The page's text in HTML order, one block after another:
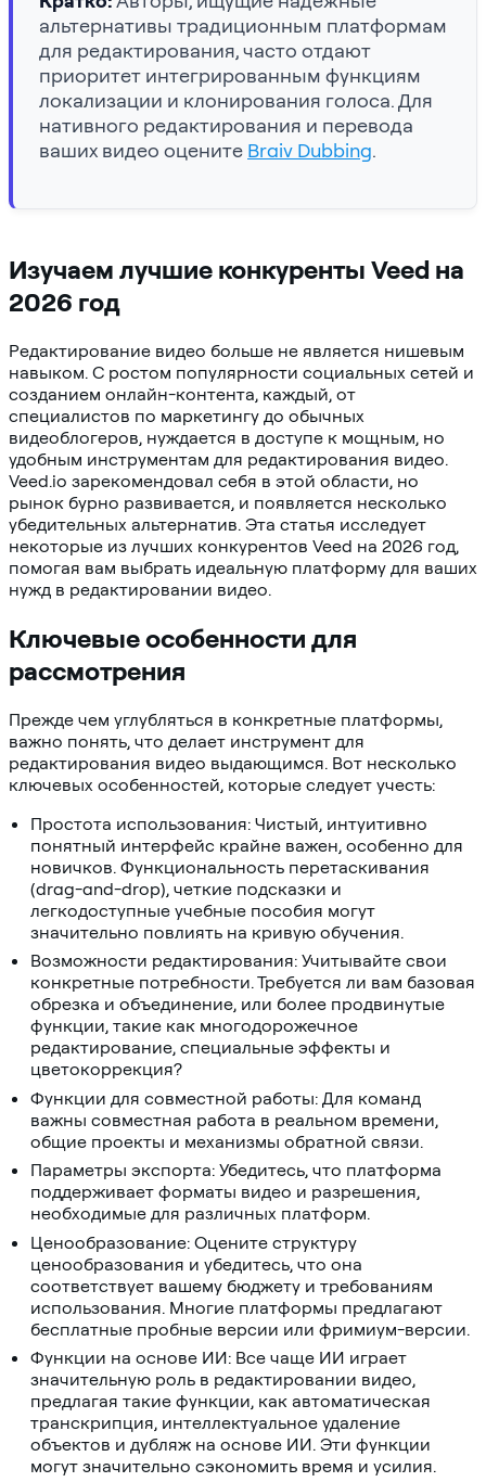
альтернативы традиционным платформам
для редактирования, часто отдают
приоритет интегрированным функциям
локализации и клонирования голоса. Для
нативного редактирования и перевода
ваших видео оцените Braiv Dubbing.
Изучаем лучшие конкуренты Veed на
2026 год
Редактирование видео больше не является нишевым
навыком. С ростом популярности социальных сетей и
созданием онлайн-контента, каждый, от
специалистов по маркетингу до обычных
видеоблогеров, нуждается в доступе к мощным, но
удобным инструментам для редактирования видео.
Veed.io зарекомендовал себя в этой области, но
рынок бурно развивается, и появляется несколько
убедительных альтернатив. Эта статья исследует
некоторые из лучших конкурентов Veed на 2026 год,
помогая вам выбрать идеальную платформу для ваших
нужд в редактировании видео.
Ключевые особенности для
рассмотрения
Прежде чем углубляться в конкретные платформы,
важно понять, что делает инструмент для
редактирования видео выдающимся. Вот несколько
ключевых особенностей, которые следует учесть:
Простота использования: Чистый, интуитивно
понятный интерфейс крайне важен, особенно для
новичков. Функциональность перетаскивания
(drag-and-drop), четкие подсказки и
легкодоступные учебные пособия могут
значительно повлиять на кривую обучения.
Возможности редактирования: Учитывайте свои
конкретные потребности. Требуется ли вам базовая
обрезка и объединение, или более продвинутые
функции, такие как многодорожечное
редактирование, специальные эффекты и
цветокоррекция?
Функции для совместной работы: Для команд
важны совместная работа в реальном времени,
общие проекты и механизмы обратной связи.
Параметры экспорта: Убедитесь, что платформа
поддерживает форматы видео и разрешения,
необходимые для различных платформ.
Ценообразование: Оцените структуру
ценообразования и убедитесь, что она
соответствует вашему бюджету и требованиям
использования. Многие платформы предлагают
бесплатные пробные версии или фримиум-версии.
Функции на основе ИИ: Все чаще ИИ играет
значительную роль в редактировании видео,
предлагая такие функции, как автоматическая
транскрипция, интеллектуальное удаление
объектов и дубляж на основе ИИ. Эти функции
могут значительно сэкономить время и усилия.